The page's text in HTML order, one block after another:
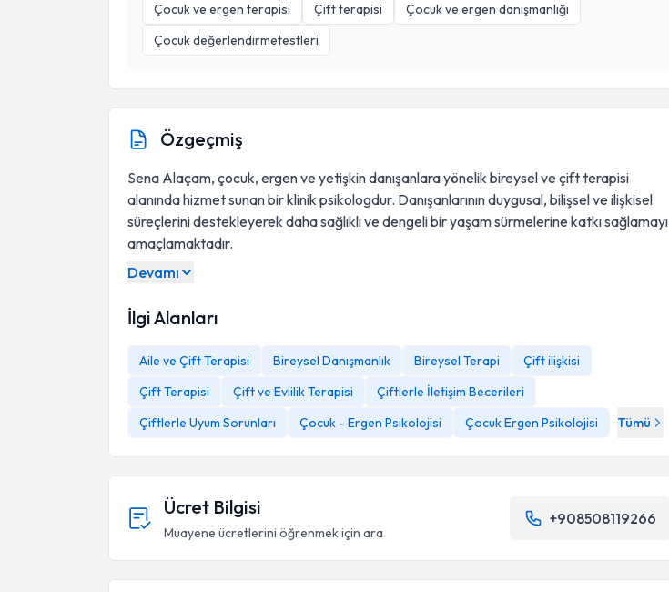
Çocuk ve ergen terapisi
Çift terapisi
Çocuk ve ergen danışmanlığı
Çocuk değerlendirmetestleri
Özgeçmiş
Sena Alaçam, çocuk, ergen ve yetişkin danışanlara yönelik bireysel ve çift terapisi
alanında hizmet sunan bir klinik psikologdur. Danışanlarının duygusal, bilişsel ve ilişkisel
süreçlerini destekleyerek daha sağlıklı ve dengeli bir yaşam sürmelerine katkı sağlamayı
amaçlamaktadır.
Devamı
İlgi Alanları
Aile ve Çift Terapisi Bireysel Danışmanlık Bireysel Terapi
Çift ilişkisi
Çift Terapisi
Çift ve Evlilik Terapisi
Çiftlerle İletişim Becerileri
Çiftlerle Uyum Sorunları
Çocuk - Ergen Psikolojisi Çocuk Ergen Psikolojisi Tümü
Ücret Bilgisi
Muayene ücretlerini öğrenmek için ara
+908508119266